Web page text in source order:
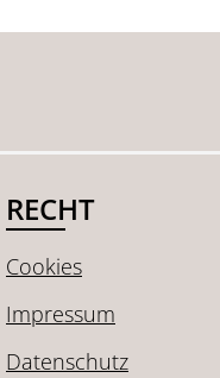
RECHT
Cookies
Impressum
Datenschutz